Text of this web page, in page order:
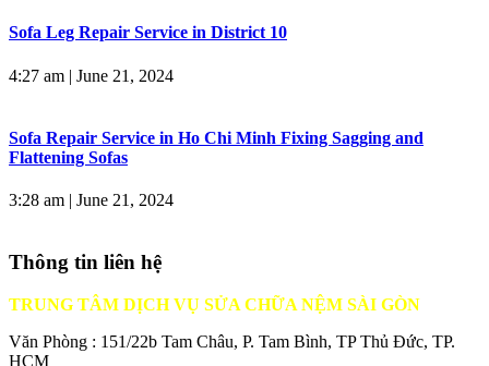
Sofa Leg Repair Service in District 10
4:27 am | June 21, 2024
Sofa Repair Service in Ho Chi Minh Fixing Sagging and
Flattening Sofas
3:28 am | June 21, 2024
Thông tin liên hệ
TRUNG TÂM DỊCH VỤ SỬA CHỮA NỆM SÀI GÒN
Văn Phòng : 151/22b Tam Châu, P. Tam Bình, TP Thủ Đức, TP.
HCM